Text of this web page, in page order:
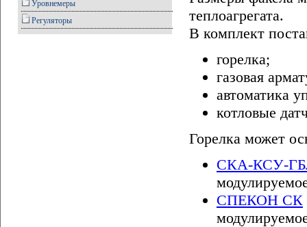
Уровнемеры
Регуляторы
теплоагрегата.
В комплект
горелка;
газовая
автоматика
котловые
Горелка может
СКА-КСУ-
СПЕКОН СК